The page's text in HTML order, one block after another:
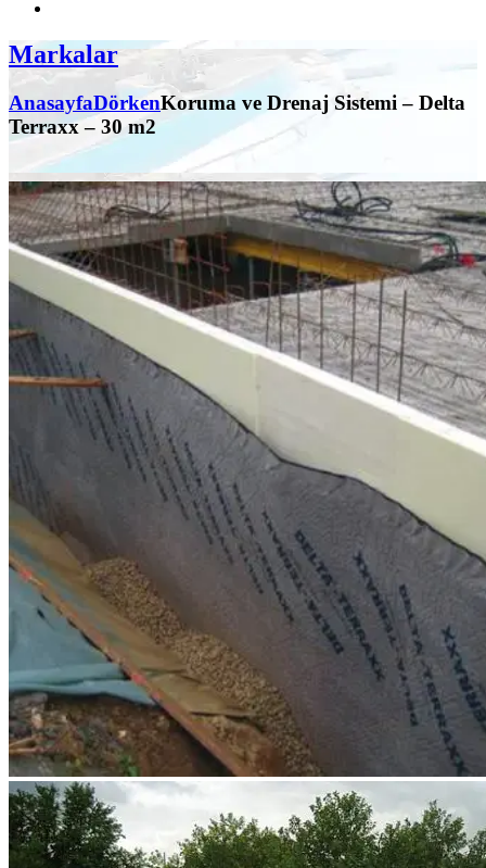
Markalar
AnasayfaDörkenKoruma ve Drenaj Sistemi – Delta
Terraxx – 30 m2